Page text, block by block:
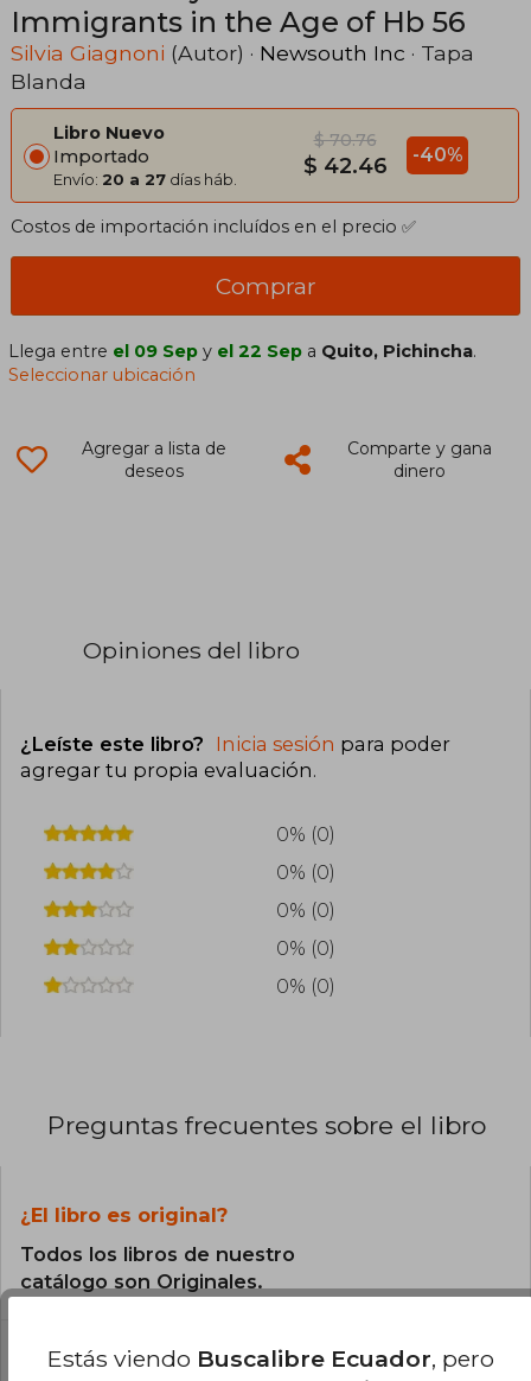
Immigrants in the Age of Hb 56
Silvia Giagnoni (Autor) · Newsouth Inc · Tapa
Blanda
Libro Nuevo
Importado
Envío: 20 a 27 días háb.
$ 70.76
$ 42.46 -40%
Costos de importación incluídos en el precio ✅
Comprar
Llega entre el 09 Sep y el 22 Sep a Quito, Pichincha.
Seleccionar ubicación
Agregar a lista de
deseos
Comparte y gana
dinero
Opiniones del libro
¿Leíste este libro? Inicia sesión para poder
agregar tu propia evaluación.
0% (0)
0% (0)
0% (0)
0% (0)
0% (0)
Preguntas frecuentes sobre el libro
¿El libro es original?
Todos los libros de nuestro
catálogo son Originales.
¿Cuál es la encuadernación de este libro?
Estás viendo Buscalibre Ecuador, pero